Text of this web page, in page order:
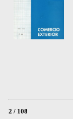
2 / 108